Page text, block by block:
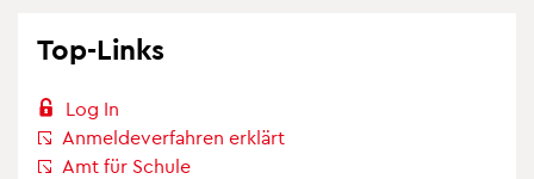
Top-Links
Log In
Anmel­de­ver­fah­ren erklärt
Amt für Schule